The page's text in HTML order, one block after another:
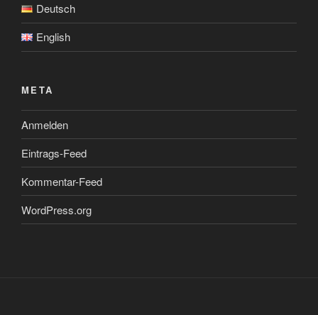
Deutsch
English
META
Anmelden
Eintrags-Feed
Kommentar-Feed
WordPress.org